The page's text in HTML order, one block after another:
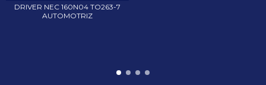
DRIVER NEC 160N04 TO263-7
AUTOMOTRIZ